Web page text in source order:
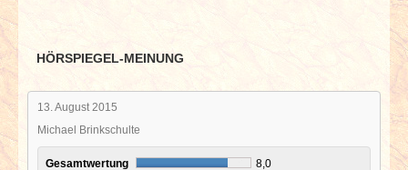
HÖRSPIEGEL-MEINUNG
13. August 2015
Michael Brinkschulte
Gesamtwertung 8,0